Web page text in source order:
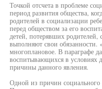
Точкой отсчета в проблеме
период развития общества,
родителей в социализации
перед обществом за его
детей, потерявших родителей,
выполняют свои обязанности.
многоплановое. В параграфе
воспитывающихся в условиях
причины данного явления.
Одной из причин социального